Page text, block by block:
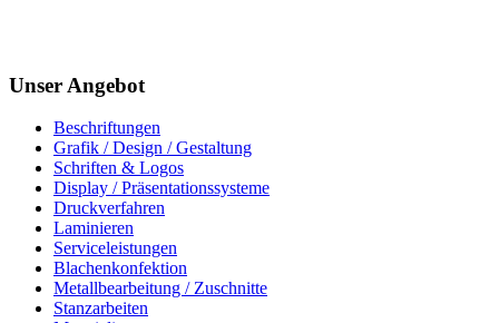
Unser Angebot
Beschriftungen
Grafik / Design / Gestaltung
Schriften & Logos
Display / Präsentationssysteme
Druckverfahren
Laminieren
Serviceleistungen
Blachenkonfektion
Metallbearbeitung / Zuschnitte
Stanzarbeiten